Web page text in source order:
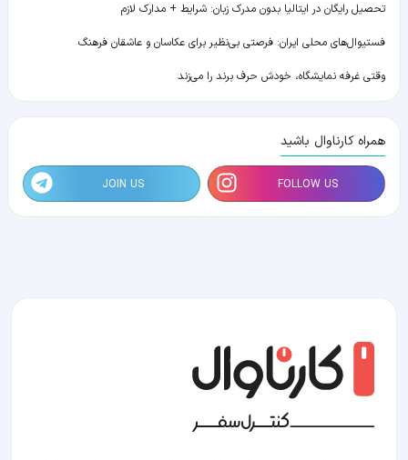
تحصیل رایگان در ایتالیا بدون مدرک زبان: شرایط + مدارک لازم
فستیوال‌های محلی ایران: فرصتی بی‌نظیر برای عکاسان و عاشقان فرهنگ
وقتی غرفه نمایشگاه، خودش حرف برند را می‌زند
همراه کارناوال باشید
FOLLOW US
JOIN US